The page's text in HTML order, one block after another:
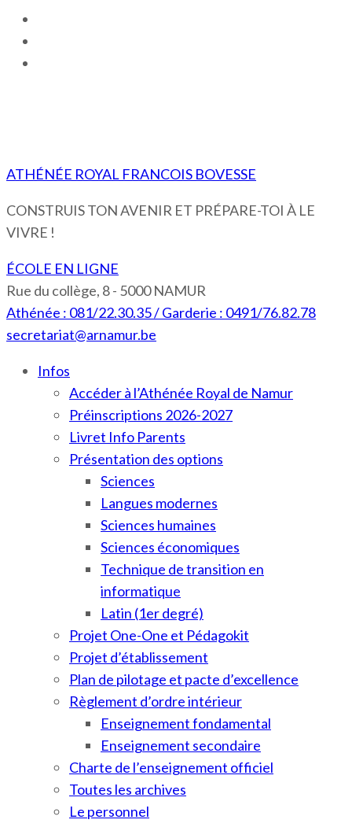
ATHÉNÉE ROYAL FRANCOIS BOVESSE
CONSTRUIS TON AVENIR ET PRÉPARE-TOI À LE
VIVRE !
ÉCOLE EN LIGNE
Rue du collège, 8 - 5000 NAMUR
Athénée : 081/22.30.35 / Garderie : 0491/76.82.78
secretariat@arnamur.be
Infos
Accéder à l’Athénée Royal de Namur
Préinscriptions 2026-2027
Livret Info Parents
Présentation des options
Sciences
Langues modernes
Sciences humaines
Sciences économiques
Technique de transition en
informatique
Latin (1er degré)
Projet One-One et Pédagokit
Projet d’établissement
Plan de pilotage et pacte d’excellence
Règlement d’ordre intérieur
Enseignement fondamental
Enseignement secondaire
Charte de l’enseignement officiel
Toutes les archives
Le personnel